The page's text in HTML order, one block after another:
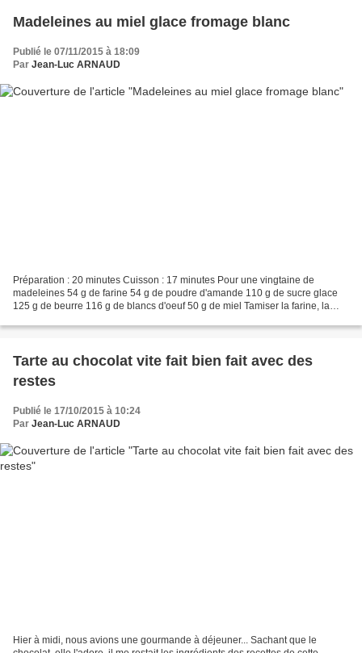
Madeleines au miel glace fromage blanc
Publié le 07/11/2015 à 18:09
Par Jean-Luc ARNAUD
Préparation : 20 minutes Cuisson : 17 minutes Pour une vingtaine de
madeleines 54 g de farine 54 g de poudre d'amande 110 g de sucre glace
125 g de beurre 116 g de blancs d'oeuf 50 g de miel Tamiser la farine, la
Tarte au chocolat vite fait bien fait avec des
restes
Publié le 17/10/2015 à 10:24
Par Jean-Luc ARNAUD
Hier à midi, nous avions une gourmande à déjeuner... Sachant que le